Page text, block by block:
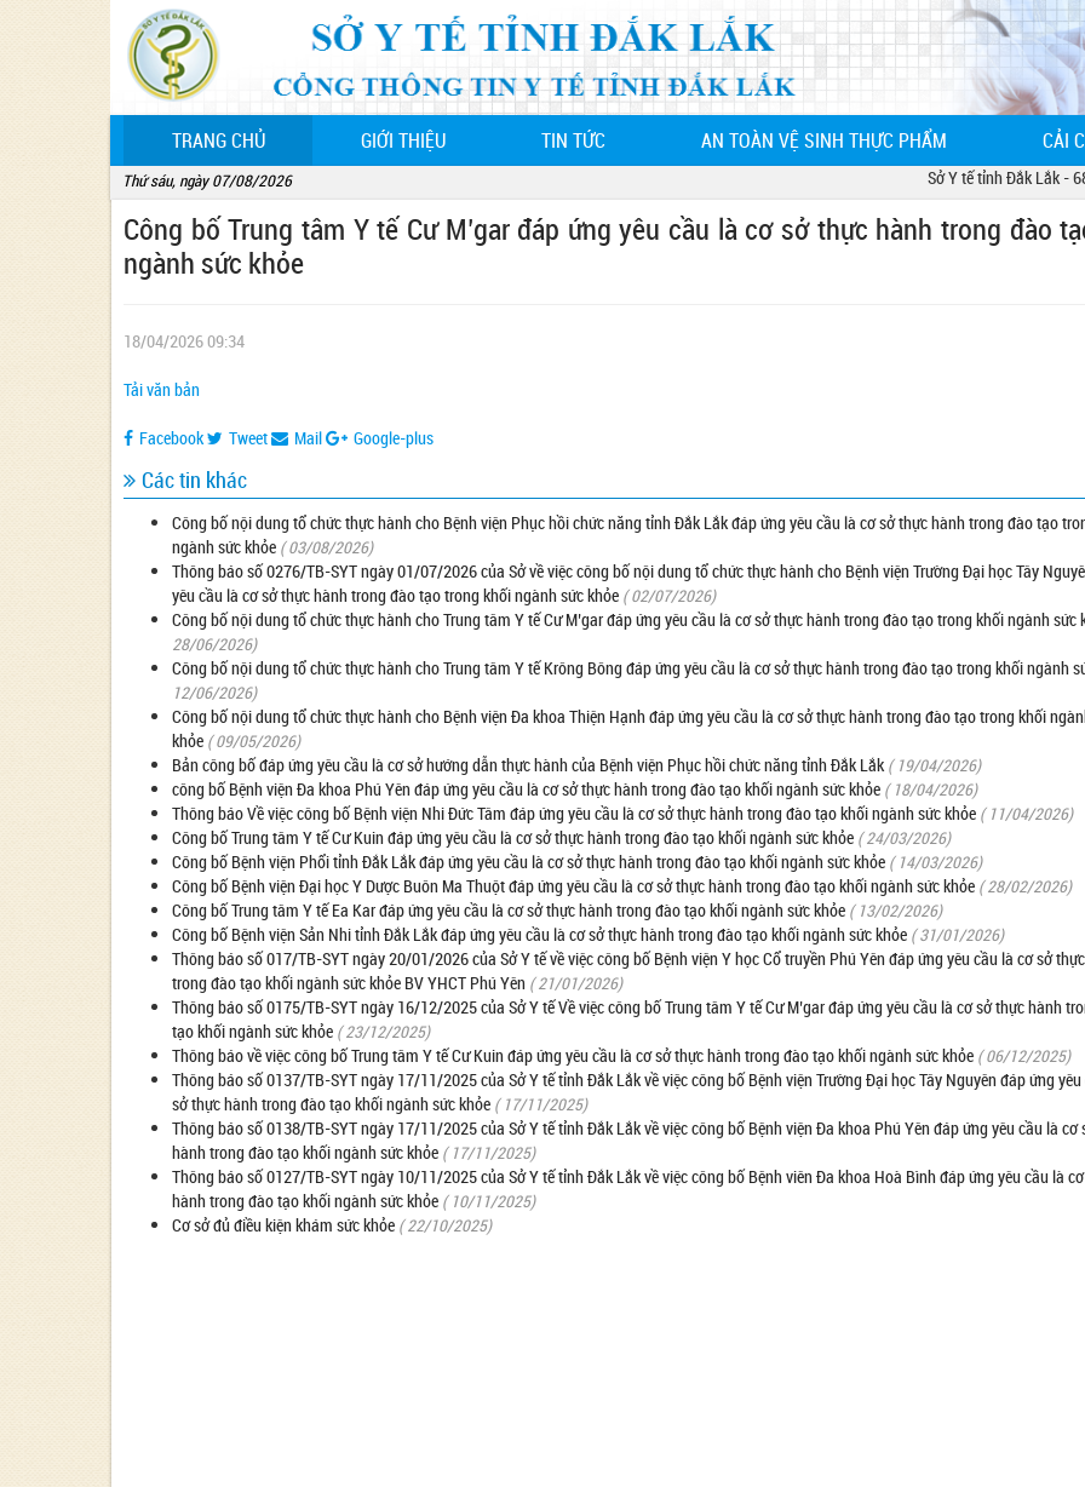
TRANG CHỦ(CURRENT) GIỚI THIỆU TIN TỨC AN TOÀN VỆ SINH THỰC PHẨM CẢI
Thứ sáu, ngày 07/08/2026 Sở Y tế tỉnh Đắk Lắk - 68
Công bố Trung tâm Y tế Cư M’gar đáp ứng yêu cầu là cơ sở thực hành trong đào
ngành sức khỏe
18/04/2026 09:34
Tải văn bản
Facebook Tweet Mail Google-plus
Các tin khác
Công bố nội dung tổ chức thực hành cho Bệnh viện Phục hồi chức năng tỉnh Đắk Lắk đáp ứng yêu cầu là cơ sở thực hành trong đào tạo
ngành sức khỏe ( 03/08/2026)
Thông báo số 0276/TB-SYT ngày 01/07/2026 của Sở về việc công bố nội dung tổ chức thực hành cho Bệnh viện Trường Đại học Tây
yêu cầu là cơ sở thực hành trong đào tạo trong khối ngành sức khỏe ( 02/07/2026)
Công bố nội dung tổ chức thực hành cho Trung tâm Y tế Cư M’gar đáp ứng yêu cầu là cơ sở thực hành trong đào tạo trong khối ngành sức
28/06/2026)
Công bố nội dung tổ chức thực hành cho Trung tâm Y tế Krông Bông đáp ứng yêu cầu là cơ sở thực hành trong đào tạo trong khối ngành
12/06/2026)
Công bố nội dung tổ chức thực hành cho Bệnh viện Đa khoa Thiện Hạnh đáp ứng yêu cầu là cơ sở thực hành trong đào tạo trong khối
khỏe ( 09/05/2026)
Bản công bố đáp ứng yêu cầu là cơ sở hướng dẫn thực hành của Bệnh viện Phục hồi chức năng tỉnh Đắk Lắk ( 19/04/2026)
công bố Bệnh viện Đa khoa Phú Yên đáp ứng yêu cầu là cơ sở thực hành trong đào tạo khối ngành sức khỏe ( 18/04/2026)
Thông báo Về việc công bố Bệnh viện Nhi Đức Tâm đáp ứng yêu cầu là cơ sở thực hành trong đào tạo khối ngành sức khỏe ( 11/04/2026)
Công bố Trung tâm Y tế Cư Kuin đáp ứng yêu cầu là cơ sở thực hành trong đào tạo khối ngành sức khỏe ( 24/03/2026)
Công bố Bệnh viện Phổi tỉnh Đắk Lắk đáp ứng yêu cầu là cơ sở thực hành trong đào tạo khối ngành sức khỏe ( 14/03/2026)
Công bố Bệnh viện Đại học Y Dược Buôn Ma Thuột đáp ứng yêu cầu là cơ sở thực hành trong đào tạo khối ngành sức khỏe ( 28/02/2026)
Công bố Trung tâm Y tế Ea Kar đáp ứng yêu cầu là cơ sở thực hành trong đào tạo khối ngành sức khỏe ( 13/02/2026)
Công bố Bệnh viện Sản Nhi tỉnh Đắk Lắk đáp ứng yêu cầu là cơ sở thực hành trong đào tạo khối ngành sức khỏe ( 31/01/2026)
Thông báo số 017/TB-SYT ngày 20/01/2026 của Sở Y tế về việc công bố Bệnh viện Y học Cổ truyền Phú Yên đáp ứng yêu cầu là cơ sở
trong đào tạo khối ngành sức khỏe BV YHCT Phú Yên ( 21/01/2026)
Thông báo số 0175/TB-SYT ngày 16/12/2025 của Sở Y tế Về việc công bố Trung tâm Y tế Cư M’gar đáp ứng yêu cầu là cơ sở thực hành
tạo khối ngành sức khỏe ( 23/12/2025)
Thông báo về việc công bố Trung tâm Y tế Cư Kuin đáp ứng yêu cầu là cơ sở thực hành trong đào tạo khối ngành sức khỏe ( 06/12/2025)
Thông báo số 0137/TB-SYT ngày 17/11/2025 của Sở Y tế tỉnh Đắk Lắk về việc công bố Bệnh viện Trường Đại học Tây Nguyên đáp ứng
sở thực hành trong đào tạo khối ngành sức khỏe ( 17/11/2025)
Thông báo số 0138/TB-SYT ngày 17/11/2025 của Sở Y tế tỉnh Đắk Lắk về việc công bố Bệnh viện Đa khoa Phú Yên đáp ứng yêu cầu là cơ
hành trong đào tạo khối ngành sức khỏe ( 17/11/2025)
Thông báo số 0127/TB-SYT ngày 10/11/2025 của Sở Y tế tỉnh Đắk Lắk về việc công bố Bệnh viên Đa khoa Hoà Bình đáp ứng yêu cầu là
hành trong đào tạo khối ngành sức khỏe ( 10/11/2025)
Cơ sở đủ điều kiện khám sức khỏe ( 22/10/2025)